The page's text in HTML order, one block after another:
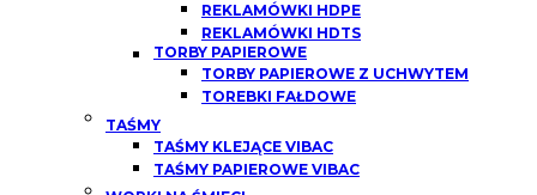
REKLAMÓWKI HDPE
REKLAMÓWKI HDTS
TORBY PAPIEROWE
TORBY PAPIEROWE Z UCHWYTEM
TOREBKI FAŁDOWE
TAŚMY
TAŚMY KLEJĄCE VIBAC
TAŚMY PAPIEROWE VIBAC